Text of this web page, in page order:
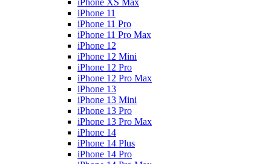
iPhone XS Max
iPhone 11
iPhone 11 Pro
iPhone 11 Pro Max
iPhone 12
iPhone 12 Mini
iPhone 12 Pro
iPhone 12 Pro Max
iPhone 13
iPhone 13 Mini
iPhone 13 Pro
iPhone 13 Pro Max
iPhone 14
iPhone 14 Plus
iPhone 14 Pro